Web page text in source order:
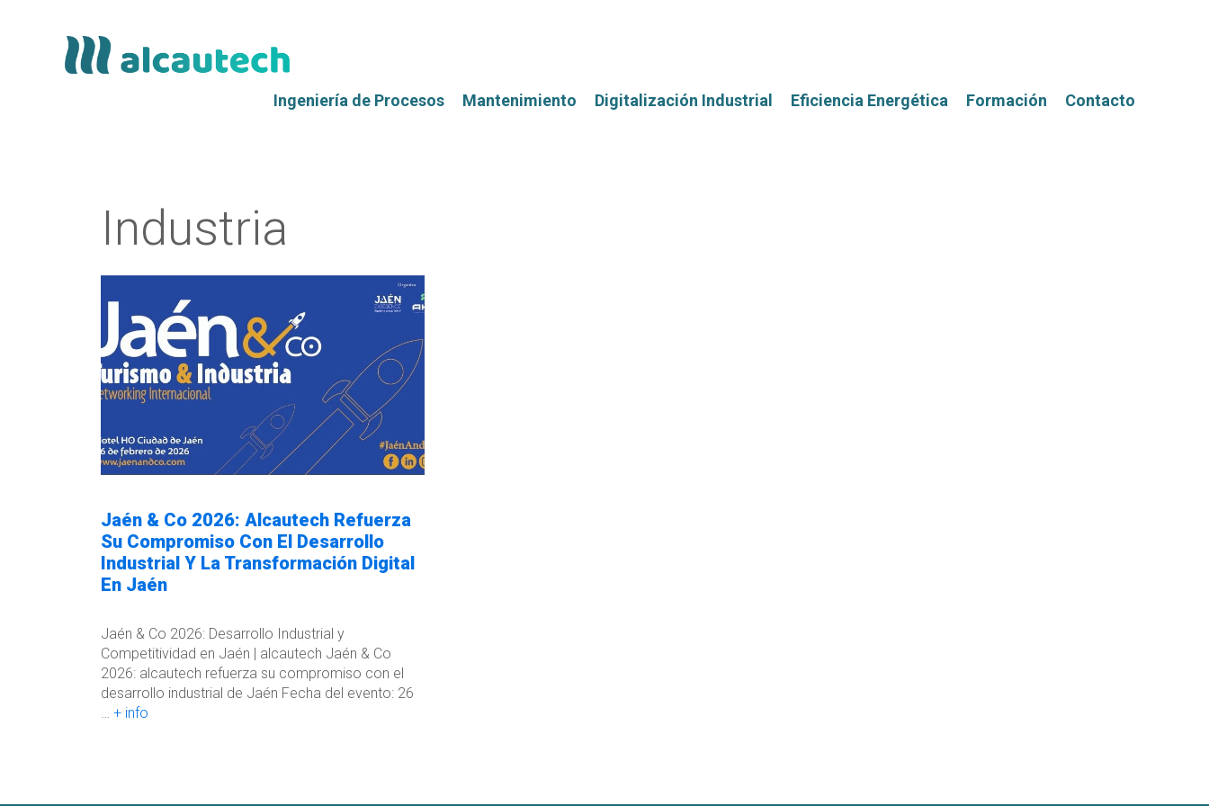
Ingeniería de Procesos Mantenimiento Digitalización Industrial Eficiencia Energética Formación Contacto
Industria
Jaén & Co 2026: Alcautech Refuerza
Su Compromiso Con El Desarrollo
Industrial Y La Transformación Digital
En Jaén
Jaén & Co 2026: Desarrollo Industrial y
Competitividad en Jaén | alcautech Jaén & Co
2026: alcautech refuerza su compromiso con el
desarrollo industrial de Jaén Fecha del evento: 26
… + info